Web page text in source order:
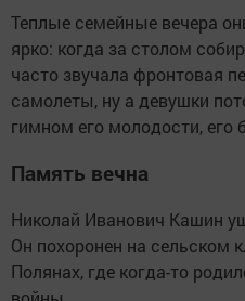
Теплые семейные вечера
ярко: когда за столом
часто звучала фронтовая
самолеты, ну а девушки
гимном его молодости, его
Память вечна
Николай Иванович Кашин
Он похоронен на сельском
Полянах, где когда-то